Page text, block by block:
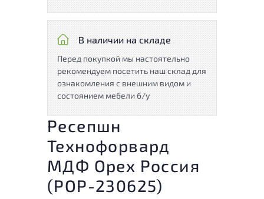
В наличии на складе
Перед покупкой мы настоятельно
рекомендуем посетить наш склад для
ознакомления с внешним видом и
состоянием мебели б/у
Ресепшн
Технофорвард
МДФ Орех Россия
(РОР-230625)